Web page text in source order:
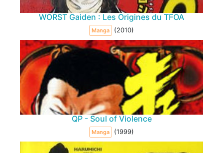
WORST Gaiden : Les Origines du TFOA
Manga (2010)
QP - Soul of Violence
Manga (1999)